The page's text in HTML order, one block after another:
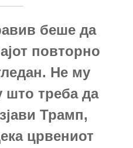
беше да
повторно
Не му
што треба да
Трамп,
црвениот